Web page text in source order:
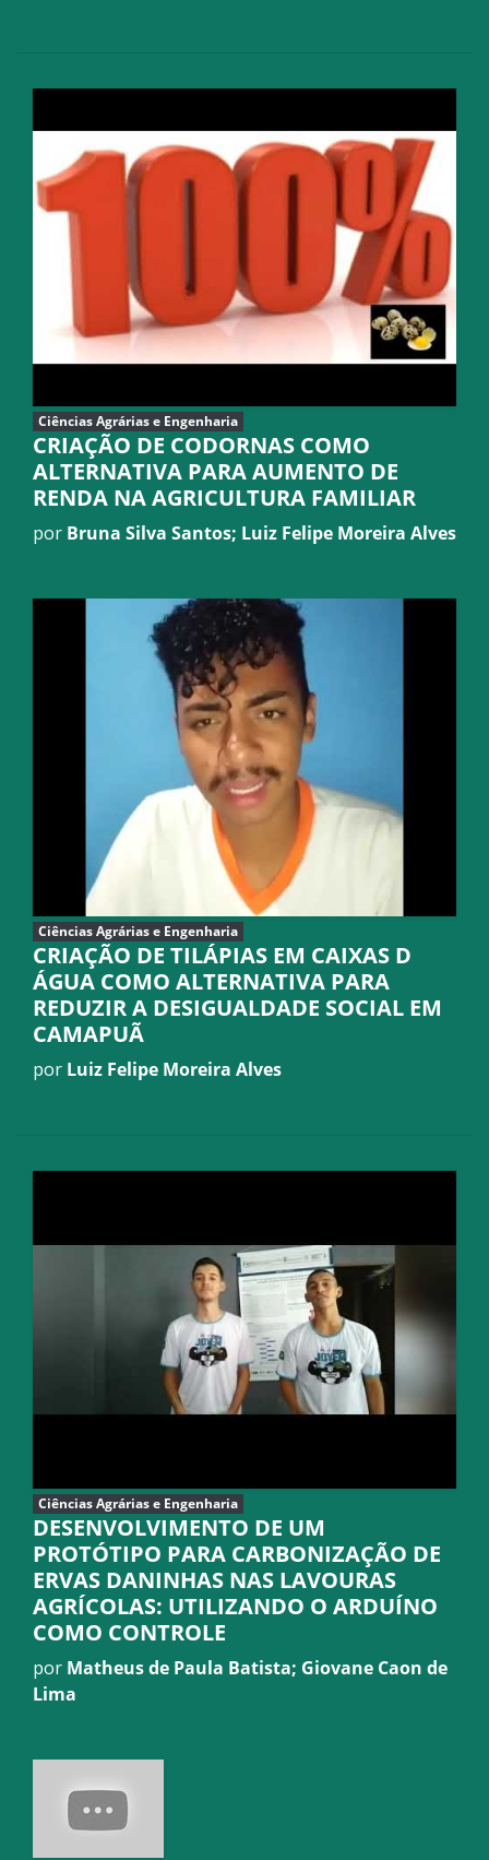
Ciências Agrárias e Engenharia
CRIAÇÃO DE CODORNAS COMO
ALTERNATIVA PARA AUMENTO DE
RENDA NA AGRICULTURA FAMILIAR
por Bruna Silva Santos; Luiz Felipe Moreira Alves
Ciências Agrárias e Engenharia
CRIAÇÃO DE TILÁPIAS EM CAIXAS D
ÁGUA COMO ALTERNATIVA PARA
REDUZIR A DESIGUALDADE SOCIAL EM
CAMAPUÃ
por Luiz Felipe Moreira Alves
Ciências Agrárias e Engenharia
DESENVOLVIMENTO DE UM
PROTÓTIPO PARA CARBONIZAÇÃO DE
ERVAS DANINHAS NAS LAVOURAS
AGRÍCOLAS: UTILIZANDO O ARDUÍNO
COMO CONTROLE
por Matheus de Paula Batista; Giovane Caon de
Lima